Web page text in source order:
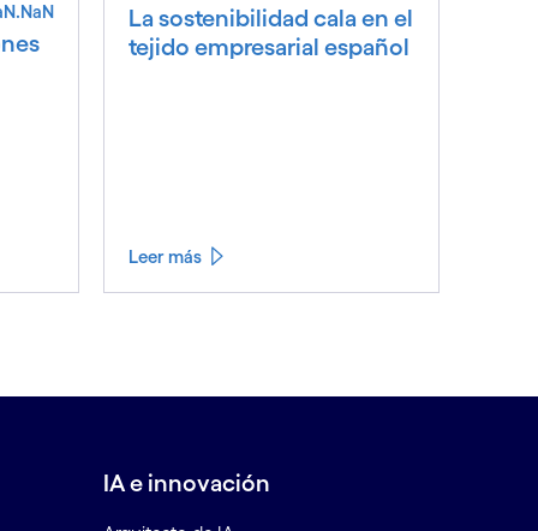
La sostenibilidad cala en el
tejido empresarial español
Leer más
IA e innovación